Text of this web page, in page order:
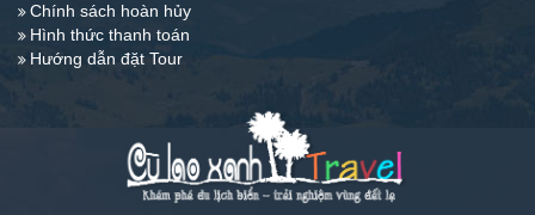
Chính sách hoàn hủy
Hình thức thanh toán
Hướng dẫn đặt Tour